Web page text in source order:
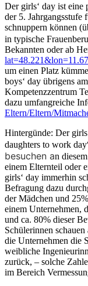
Der girls‘ day ist eine
der 5.
schnuppern können
in typische
Bekannten oder ab
um einen Platz
boys‘ day übrigens
Kompetenzzentrum
dazu umfangreiche
Eltern/Eltern/
Hintergünde: Der
daughters to work
besuchen an
einem Elternteil oder
girls‘ day immerhin
Befragung dazu
der Mädchen und
einem Unternehmen,
und ca. 80% dieser
Schülerinnen
die Unternehmen die
weibliche
zurück, – solche
im Bereich